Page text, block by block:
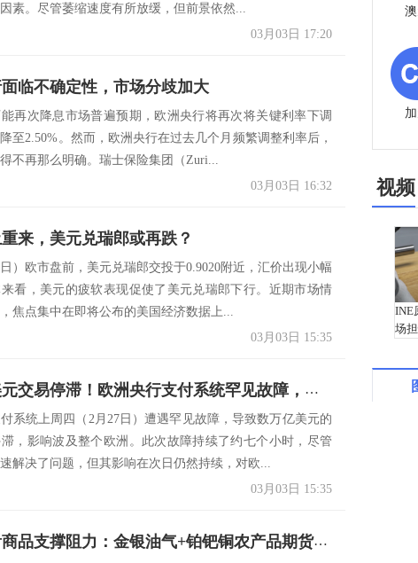
素。尽管萎缩速度有所放缓，但前景依然...
03月03日 17:20
临不确定性，市场分歧加大
再次降息市场普遍预期，欧洲央行将再次将关键利率下调
至2.50%。然而，欧洲央行在过去几个月频繁调整利率后，
不再那么明确。瑞士保险集团（Zuri...
03月03日 16:32
来，美元兑瑞郎或再跌？
）欧市盘前，美元兑瑞郎交投于0.9020附近，汇价出现小幅
看，美元的疲软表现促使了美元兑瑞郎下行。近期市场情
焦点集中在即将公布的美国经济数据上...
03月03日 15:35
数万亿美元交易停滞！欧洲央行支付系统罕见故障，影响波及整个欧洲
系统上周四（2月27日）遭遇罕见故障，导致数万亿美元的
，影响波及整个欧洲。此次故障持续了约七个小时，尽管
解决了问题，但其影响在次日仍然持续，对欧...
03月03日 15:35
一张图看商品支撑阻力：金银油气+铂钯铜农产品期货(2025/03/03)
视频
INE
场